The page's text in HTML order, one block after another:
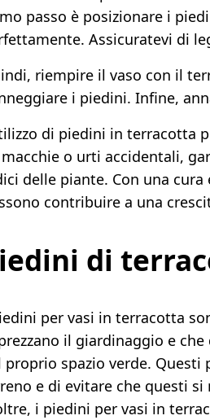
passo è posizionare i
Assicuratevi di
riempire il vaso con il
i piedini. Infine,
di piedini in terracotta
o urti accidentali,
delle piante. Con una
contribuire a una
di
per vasi in terracotta
il giardinaggio e
proprio spazio verde.
e di evitare che questi si
i piedini per vasi in